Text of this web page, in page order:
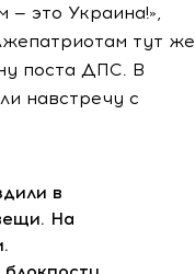
это Украина!»,
тут же
поста ДПС. В
навстречу с
в
На